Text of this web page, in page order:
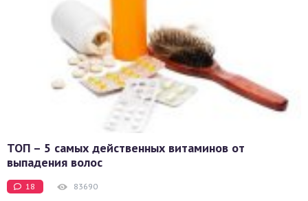
ТОП – 5 самых действенных витаминов от
выпадения волос
18 83690